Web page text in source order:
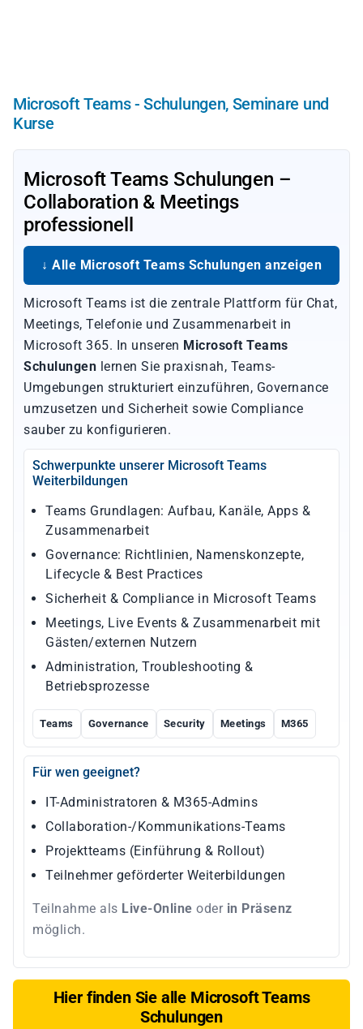
Microsoft Teams - Schulungen, Seminare und
Kurse
Microsoft Teams Schulungen –
Collaboration & Meetings
professionell
↓ Alle Microsoft Teams Schulungen anzeigen
Microsoft Teams ist die zentrale Plattform für Chat,
Meetings, Telefonie und Zusammenarbeit in
Microsoft 365. In unseren Microsoft Teams
Schulungen lernen Sie praxisnah, Teams-
Umgebungen strukturiert einzuführen, Governance
umzusetzen und Sicherheit sowie Compliance
sauber zu konfigurieren.
Schwerpunkte unserer Microsoft Teams
Weiterbildungen
Teams Grundlagen: Aufbau, Kanäle, Apps &
Zusammenarbeit
Governance: Richtlinien, Namenskonzepte,
Lifecycle & Best Practices
Sicherheit & Compliance in Microsoft Teams
Meetings, Live Events & Zusammenarbeit mit
Gästen/externen Nutzern
Administration, Troubleshooting &
Betriebsprozesse
Teams Governance Security Meetings M365
Für wen geeignet?
IT-Administratoren & M365-Admins
Collaboration-/Kommunikations-Teams
Projektteams (Einführung & Rollout)
Teilnehmer geförderter Weiterbildungen
Teilnahme als Live-Online oder in Präsenz
möglich.
Hier finden Sie alle Microsoft Teams
Schulungen